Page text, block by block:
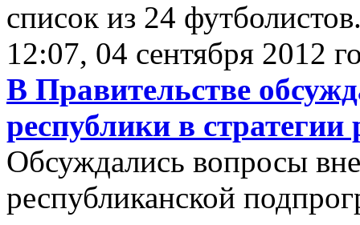
список из 24
12:07, 04 сентября 2012
В Правительстве
республики в
Обсуждались вопросы
республиканской